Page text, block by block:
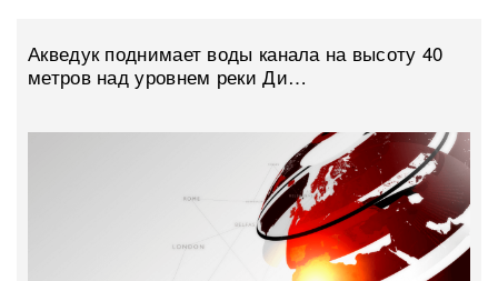
Акведук поднимает воды канала на высоту 40
метров над уровнем реки Ди…